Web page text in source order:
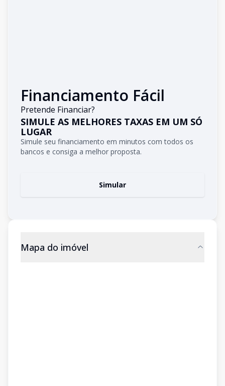
Financiamento Fácil
Pretende Financiar?
SIMULE AS MELHORES TAXAS EM UM SÓ
LUGAR
Simule seu financiamento em minutos com todos os
bancos e consiga a melhor proposta.
Simular
Mapa do imóvel